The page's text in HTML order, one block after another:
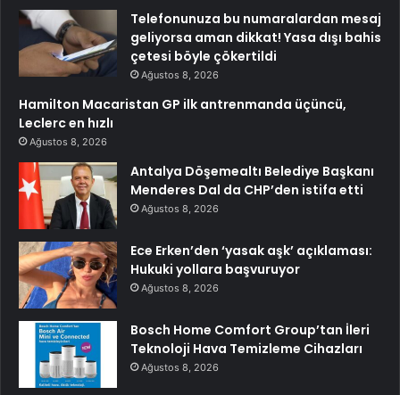
Telefonunuza bu numaralardan mesaj
geliyorsa aman dikkat! Yasa dışı bahis
çetesi böyle çökertildi
Ağustos 8, 2026
Hamilton Macaristan GP ilk antrenmanda üçüncü,
Leclerc en hızlı
Ağustos 8, 2026
Antalya Döşemealtı Belediye Başkanı
Menderes Dal da CHP’den istifa etti
Ağustos 8, 2026
Ece Erken’den ‘yasak aşk’ açıklaması:
Hukuki yollara başvuruyor
Ağustos 8, 2026
Bosch Home Comfort Group’tan İleri
Teknoloji Hava Temizleme Cihazları
Ağustos 8, 2026